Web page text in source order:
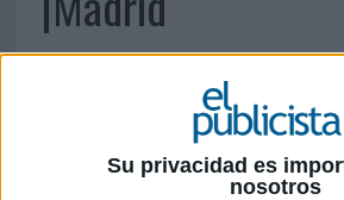
Su privacidad es
nosotros
Calle de Cáceres, 36 28045
51 58 52 Fax: 914 677 248
structura@structuragrafica.es